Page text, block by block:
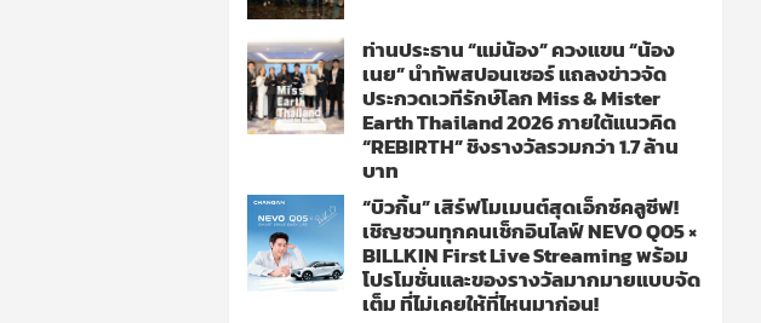
ท่านประธาน “แม่น้อง” ควงแขน “น้อง
เนย” นำทัพสปอนเซอร์ แถลงข่าวจัด
ประกวดเวทีรักษ์โลก Miss & Mister
Earth Thailand 2026 ภายใต้แนวคิด
“REBIRTH” ชิงรางวัลรวมกว่า 1.7 ล้าน
บาท
“บิวกิ้น” เสิร์ฟโมเมนต์สุดเอ็กซ์คลูซีฟ!
เชิญชวนทุกคนเช็กอินไลฟ์ NEVO Q05 ×
BILLKIN First Live Streaming พร้อม
โปรโมชั่นและของรางวัลมากมายแบบจัด
เต็ม ที่ไม่เคยให้ที่ไหนมาก่อน!